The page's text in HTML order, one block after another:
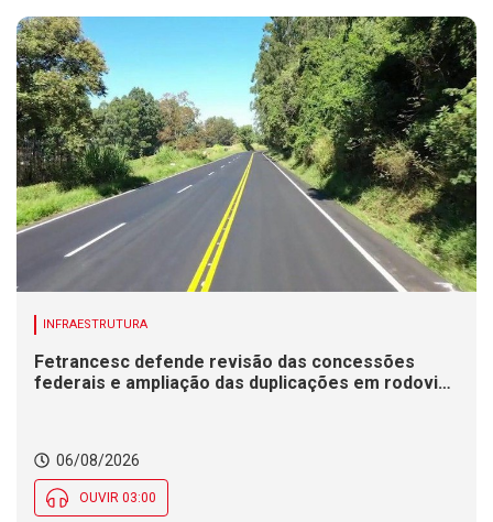
INFRAESTRUTURA
Fetrancesc defende revisão das concessões
federais e ampliação das duplicações em rodovias
06/08/2026
OUVIR 03:00